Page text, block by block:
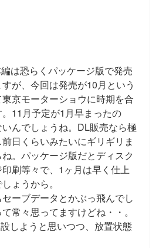
は恐らくパッケージ版で発売
が、今回は発売が10月という
京モーターショウに時期を合
11月予定が1月早まったの
んでしょうね。DL販売なら極
日くらいみたいにギリギリま
。パッケージ版だとディスク
刷等々で、1ヶ月は早く仕上
ょうから。
ーブデータとかぶっ飛んでし
常々思ってますけどね・・。
しようと思いつつ、放置状態